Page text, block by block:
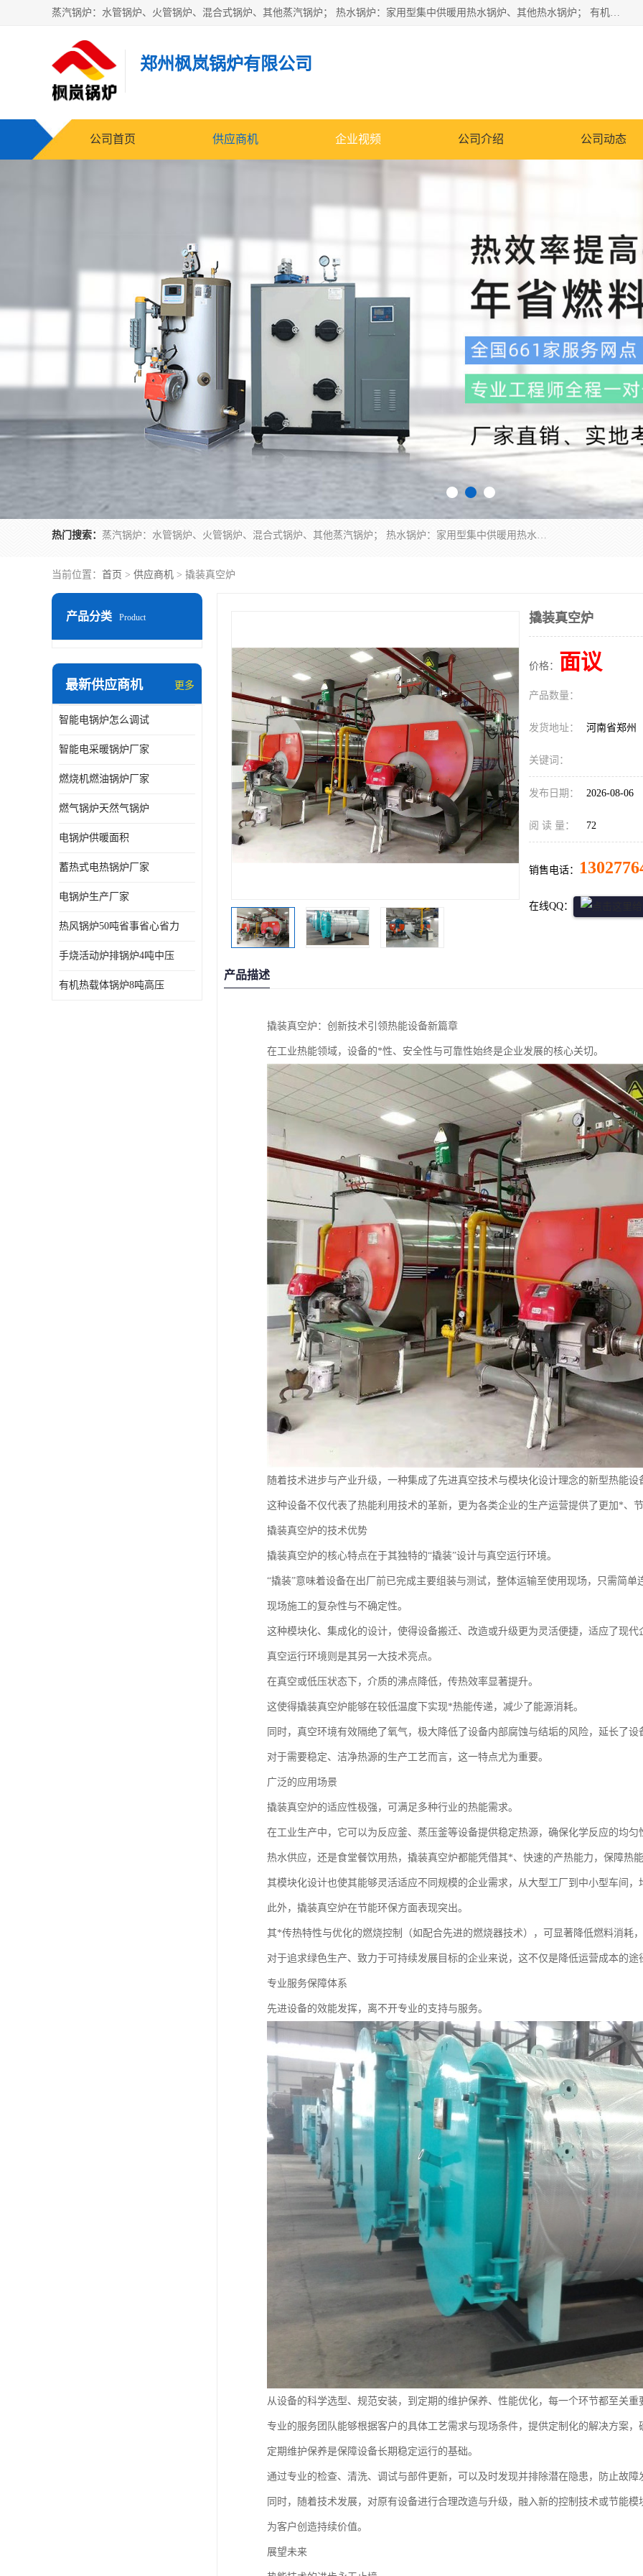
蒸汽锅炉：水管锅炉、火管锅炉、混合式锅炉、其他蒸汽锅炉； 热水锅炉：家用型集中供暖用热水锅炉、其他热水锅炉； 有机热载体锅炉； 船用蒸汽锅炉； （锅炉用辅助设备及装置）蒸汽冷凝器：表面冷凝器、混合式冷凝器、空冷式冷凝器、其他蒸汽冷凝器； 锅炉用辅助设备：节热器、蒸汽收集器、蓄能器、烟垢清除器、气体回收器、泥渣刮除器、空气预热器、其他锅炉用辅助设备；
郑州枫岚锅炉有限公司
公司首页 供应商机 企业视频 公司介绍 公司动态
热门搜索： 蒸汽锅炉：水管锅炉、火管锅炉、混合式锅炉、其他蒸汽锅炉； 热水锅炉：家用型集中供暖用热水锅炉、其他热水锅炉； 有机热载体锅炉； 船用蒸汽锅炉； （锅炉用辅助设备及装置）蒸汽冷凝器：表面冷凝器、混合式冷凝器、空冷式冷凝器、其他蒸汽冷凝器； 锅炉用辅助设备：节热器、蒸汽收集器、蓄能器、烟垢清除器、气体回收器、泥渣刮除器、空气预热器、其他锅炉用辅助设备；
当前位置： 首页 > 供应商机 > 撬装真空炉
产品分类 Product
最新供应商机 更多
智能电锅炉怎么调试
智能电采暖锅炉厂家
燃烧机燃油锅炉厂家
燃气锅炉天然气锅炉
电锅炉供暖面积
蓄热式电热锅炉厂家
电锅炉生产厂家
热风锅炉50吨省事省心省力
手烧活动炉排锅炉4吨中压
有机热载体锅炉8吨高压
撬装真空炉
价格： 面议
产品数量：
发货地址： 河南省郑州
关键词：
发布日期： 2026-08-06
阅 读 量： 72
销售电话：
在线QQ：
产品描述
撬装真空炉：创新技术引领热能设备新篇章
在工业热能领域，设备的*性、安全性与可靠性始终是企业发展的核心关切。
随着技术进步与产业升级，一种集成了先进真空技术与模块化设计理念的新型热能
这种设备不仅代表了热能利用技术的革新，更为各类企业的生产运营提供了更加*、
撬装真空炉的技术优势
撬装真空炉的核心特点在于其独特的“撬装”设计与真空运行环境。
“撬装”意味着设备在出厂前已完成主要组装与测试，整体运输至使用现场，只需简
现场施工的复杂性与不确定性。
这种模块化、集成化的设计，使得设备搬迁、改造或升级更为灵活便捷，适应了现
真空运行环境则是其另一大技术亮点。
在真空或低压状态下，介质的沸点降低，传热效率显著提升。
这使得撬装真空炉能够在较低温度下实现*热能传递，减少了能源消耗。
同时，真空环境有效隔绝了氧气，极大降低了设备内部腐蚀与结垢的风险，延长了
对于需要稳定、洁净热源的生产工艺而言，这一特点尤为重要。
广泛的应用场景
撬装真空炉的适应性极强，可满足多种行业的热能需求。
在工业生产中，它可以为反应釜、蒸压釜等设备提供稳定热源，确保化学反应的均
热水供应，还是食堂餐饮用热，撬装真空炉都能凭借其*、快速的产热能力，保障热
其模块化设计也使其能够灵活适应不同规模的企业需求，从大型工厂到中小型车间
此外，撬装真空炉在节能环保方面表现突出。
其*传热特性与优化的燃烧控制（如配合先进的燃烧器技术），可显著降低燃料消耗
对于追求绿色生产、致力于可持续发展目标的企业来说，这不仅是降低运营成本的
专业服务保障体系
先进设备的效能发挥，离不开专业的支持与服务。
从设备的科学选型、规范安装，到定期的维护保养、性能优化，每一个环节都至关重
专业的服务团队能够根据客户的具体工艺需求与现场条件，提供定制化的解决方案
定期维护保养是保障设备长期稳定运行的基础。
通过专业的检查、清洗、调试与部件更新，可以及时发现并排除潜在隐患，防止故
同时，随着技术发展，对原有设备进行合理改造与升级，融入新的控制技术或节能
为客户创造持续价值。
展望未来